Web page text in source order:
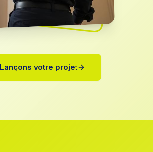
Lançons votre projet